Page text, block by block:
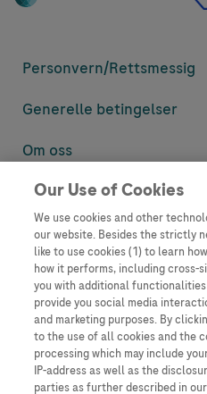
Personvern/Rettsmessig
Generelle betingelser
Om oss
Denne nettsiden inneholder
informasjon som ellers ikke er
Vennligst vær oppmerksom på at vi
informasjon som muligens ikke er i
prosess, regulering, registrering
Roche har ikke alltid mulighet til å
vil fjerne villedende eller
Vi har ikke ansvar for innhold på
Kopiering av materiale fra dette
tillatt uten avtale. Nettstedet selger
Our Use of Cookies
We use cookies and other
our website. Besides the strictly
like to use cookies (1) to learn
how it performs, including cross-
you with additional
provide you social media
and marketing purposes. By
to the use of all cookies and the
processing which may include
IP-address as well as the
parties as further described in